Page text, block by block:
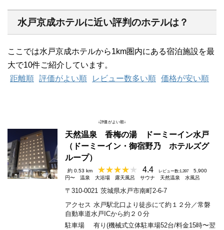
水戸京成ホテルに近い評判のホテルは？
ここでは水戸京成ホテルから1km圏内にある宿泊施設を最
大で10件ご紹介しています。
距離順 評価がよい順 レビュー数多い順 価格が安い順
↓評価がよい順↓
天然温泉 香梅の湯 ドーミーイン水戸
（ドーミーイン・御宿野乃 ホテルズグ
ループ）
約 0.53 km 4.4 レビュー数:1,397
5,900
円〜
温泉 大浴場 露天風呂 サウナ 天然温泉 水風呂
〒310-0021 茨城県水戸市南町2-6-7
アクセス 水戸駅北口より徒歩にて約１２分／常磐
自動車道水戸ICから約２０分
駐車場
有り(機械式立体駐車場52台/料金15時〜翌